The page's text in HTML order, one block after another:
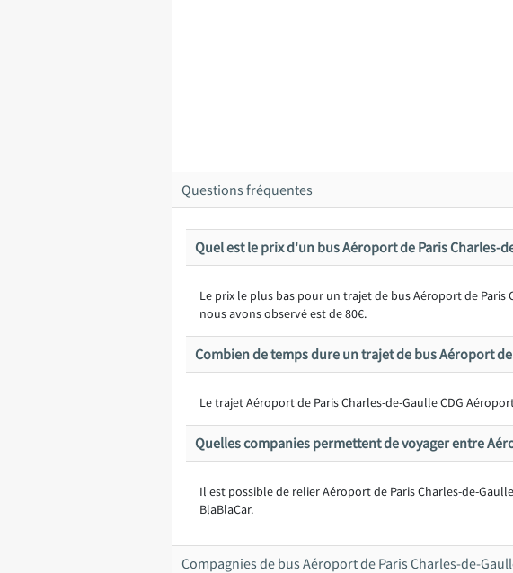
Questions fréquentes
Quel est le prix d'un bus Aéroport de Paris Charles-
Le prix le plus bas pour un trajet de bus Aéroport de Paris
nous avons observé est de 80€.
Combien de temps dure un trajet de bus Aéroport
Le trajet Aéroport de Paris Charles-de-Gaulle CDG
Quelles companies permettent de voyager entre
Il est possible de relier Aéroport de Paris Charles-de-
BlaBlaCar.
Compagnies de bus Aéroport de Paris Charles-de-